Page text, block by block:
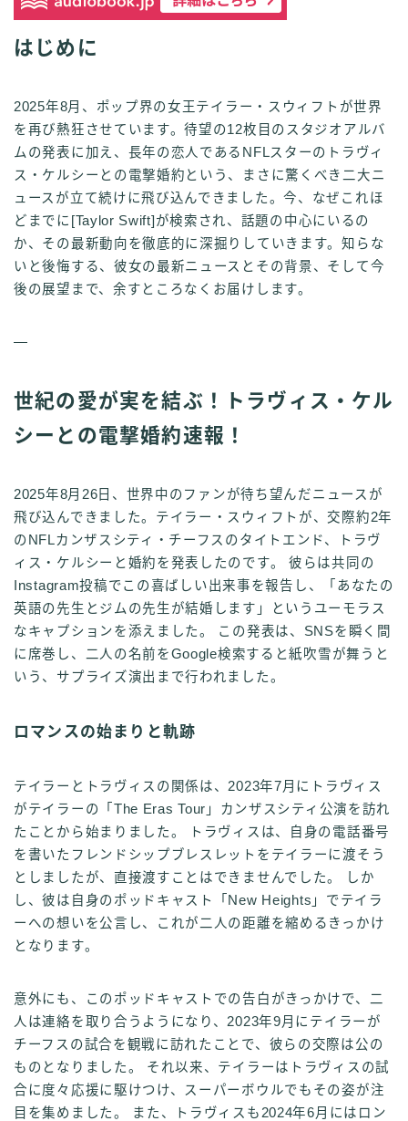
はじめに
2025年8月、ポップ界の女王テイラー・スウィフトが世界
を再び熱狂させています。待望の12枚目のスタジオアルバ
ムの発表に加え、長年の恋人であるNFLスターのトラヴィ
ス・ケルシーとの電撃婚約という、まさに驚くべき二大ニ
ュースが立て続けに飛び込んできました。今、なぜこれほ
どまでに[Taylor Swift]が検索され、話題の中心にいるの
か、その最新動向を徹底的に深掘りしていきます。知らな
いと後悔する、彼女の最新ニュースとその背景、そして今
後の展望まで、余すところなくお届けします。
—
世紀の愛が実を結ぶ！トラヴィス・ケル
シーとの電撃婚約速報！
2025年8月26日、世界中のファンが待ち望んだニュースが
飛び込んできました。テイラー・スウィフトが、交際約2年
のNFLカンザスシティ・チーフスのタイトエンド、トラヴ
ィス・ケルシーと婚約を発表したのです。 彼らは共同の
Instagram投稿でこの喜ばしい出来事を報告し、「あなたの
英語の先生とジムの先生が結婚します」というユーモラス
なキャプションを添えました。 この発表は、SNSを瞬く間
に席巻し、二人の名前をGoogle検索すると紙吹雪が舞うと
いう、サプライズ演出まで行われました。
ロマンスの始まりと軌跡
テイラーとトラヴィスの関係は、2023年7月にトラヴィス
がテイラーの「The Eras Tour」カンザスシティ公演を訪れ
たことから始まりました。 トラヴィスは、自身の電話番号
を書いたフレンドシップブレスレットをテイラーに渡そう
としましたが、直接渡すことはできませんでした。 しか
し、彼は自身のポッドキャスト「New Heights」でテイラ
ーへの想いを公言し、これが二人の距離を縮めるきっかけ
となります。
意外にも、このポッドキャストでの告白がきっかけで、二
人は連絡を取り合うようになり、2023年9月にテイラーが
チーフスの試合を観戦に訪れたことで、彼らの交際は公の
ものとなりました。 それ以来、テイラーはトラヴィスの試
合に度々応援に駆けつけ、スーパーボウルでもその姿が注
目を集めました。 また、トラヴィスも2024年6月にはロン